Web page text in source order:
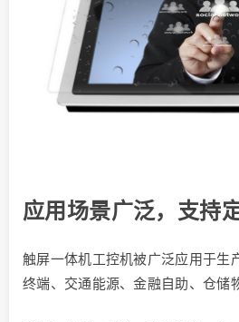
应用场景广泛，支持
触屏一体机工控机被广泛应用于生
终端、交通能源、金融自助、仓储